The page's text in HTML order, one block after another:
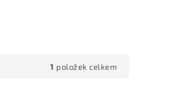
1 položek celkem